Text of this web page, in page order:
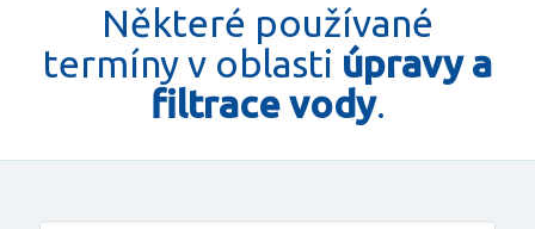
Některé používané
termíny v oblasti úpravy a
filtrace vody.